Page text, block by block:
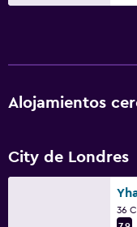
Habitación
Zona de trabajo
Escritorio
Estacionamiento y
Alojamientos
City de Londres
36